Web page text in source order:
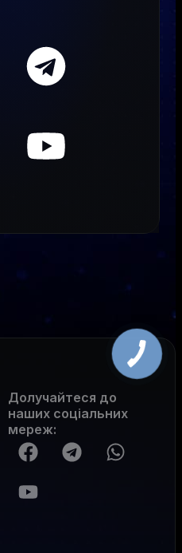
Долучайтеся до
наших соціальних
мереж: